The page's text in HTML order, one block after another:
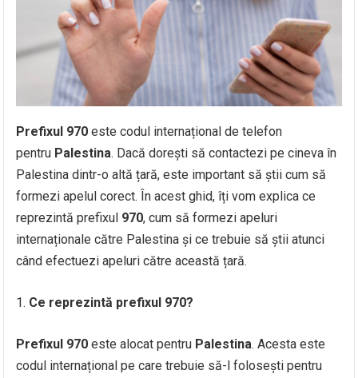
Prefixul 970 este codul internațional de telefon
pentru Palestina. Dacă dorești să contactezi pe cineva în
Palestina dintr-o altă țară, este important să știi cum să
formezi apelul corect. În acest ghid, îți vom explica ce
reprezintă prefixul 970, cum să formezi apeluri
internaționale către Palestina și ce trebuie să știi atunci
când efectuezi apeluri către această țară.
Ce reprezintă prefixul 970?
Prefixul 970 este alocat pentru Palestina. Acesta este
codul internațional pe care trebuie să-l folosești pentru